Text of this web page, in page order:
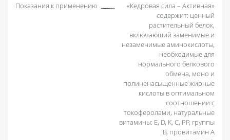
Показания к применению
«Кедровая сила – Активная»
содержит: ценный
растительный белок,
включающий заменимые и
незаменимые аминокислоты,
необходимые для
нормального белкового
обмена, моно и
полиненасыщенные жирные
кислоты в оптимальном
соотношении с
токоферолами, натуральные
витамины: Е, D, К, С, РР, группы
В, провитамин А